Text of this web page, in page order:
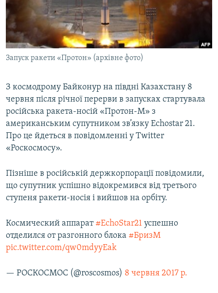
ВІДЕОУРОКИ «ELIFBE»
СВІДЧЕННЯ ОКУПАЦІЇ
УКРАЇНСЬКА ПРОБЛЕМА КРИМУ
ІНФОГРАФІКА
Русский
Qırımtatar
ДОЛУЧАЙСЯ!
Усі сайти RFE/RL
Запуск ракети «Протон» (архівне фото)
З космодрому Байконур на півдні Казахстану 8
червня після річної перерви в запусках стартувала
російська ракета-носій «Протон-М» з
американським супутником зв’язку Echostar 21.
Про це йдеться в повідомленні у Twitter
«Роскосмосу».
Пізніше в російській держкорпорації повідомили,
що супутник успішно відокремився від третього
ступеня ракети-носія і вийшов на орбіту.
Космический аппарат #EchoStar21 успешно
отделился от разгонного блока #БризМ
pic.twitter.com/qw0mdyyEak
— РОСКОСМОС (@roscosmos) 8 червня 2017 р.